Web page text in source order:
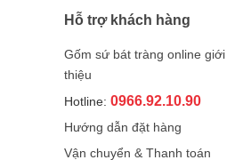
Hỗ trợ khách hàng
Gốm sứ bát tràng online giới
thiệu
Hotline: 0966.92.10.90
Hướng dẫn đặt hàng
Vận chuyển & Thanh toán